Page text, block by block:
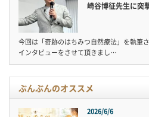
崎谷博征先生に突
今回は「奇跡のはちみつ自然療法」を執筆
インタビューをさせて頂きまし…
ぶんぶんのオススメ
2026/6/6